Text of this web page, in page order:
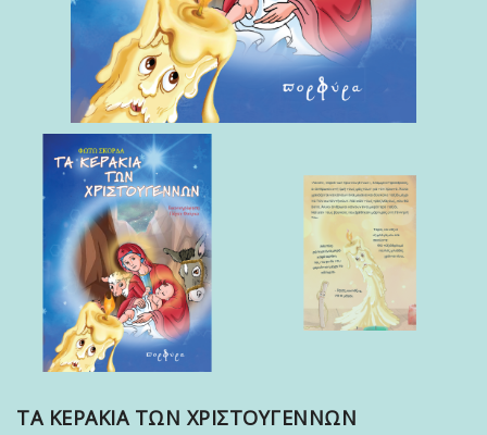
ΤΑ ΚΕΡΑΚΙΑ ΤΩΝ ΧΡΙΣΤΟΥΓΕΝΝΩΝ